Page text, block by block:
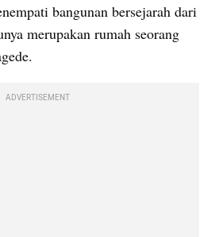
bangunan bersejarah dari
merupakan rumah seorang
ADVERTISEMENT